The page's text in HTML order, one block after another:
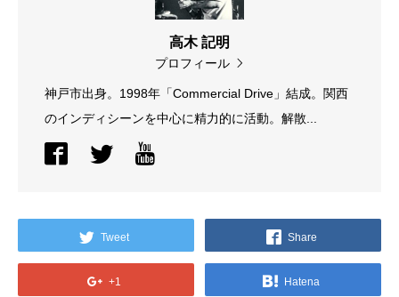
高木 記明
プロフィール
神戸市出身。1998年「Commercial Drive」結成。関西
のインディシーンを中心に精力的に活動。解散...
Tweet Share
+1 Hatena